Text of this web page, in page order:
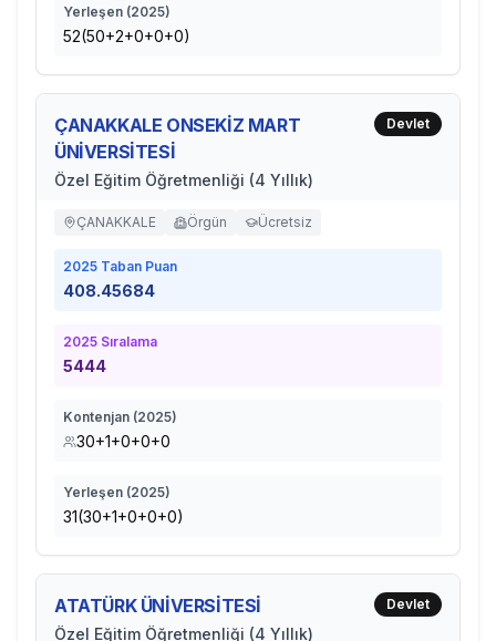
Yerleşen (2025)
52(50+2+0+0+0)
ÇANAKKALE ONSEKİZ MART
ÜNİVERSİTESİ
Özel Eğitim Öğretmenliği (4 Yıllık)
Devlet
ÇANAKKALE Örgün Ücretsiz
2025 Taban Puan
408.45684
2025 Sıralama
5444
Kontenjan (2025)
30+1+0+0+0
Yerleşen (2025)
31(30+1+0+0+0)
ATATÜRK ÜNİVERSİTESİ
Özel Eğitim Öğretmenliği (4 Yıllık)
Devlet